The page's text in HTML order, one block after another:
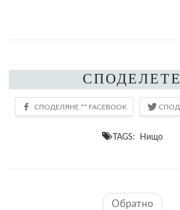
СПОДЕЛЕТЕ
TAGS: Нищо
Обратно